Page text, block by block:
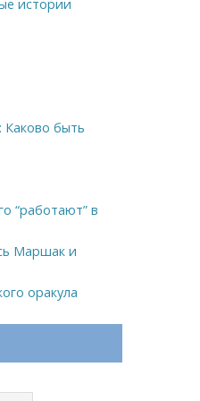
истории
быть
“работают” в
Маршак и
оракула